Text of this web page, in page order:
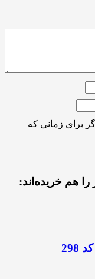
برای زمانی که
هم خریده‌اند: